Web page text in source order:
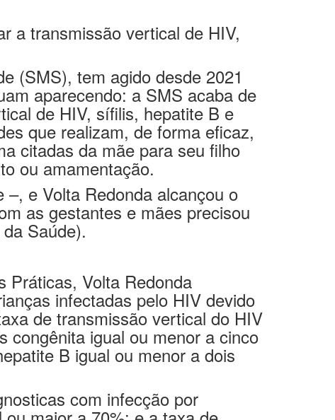
transmissão vertical de HIV,
(SMS), tem agido desde 2021
aparecendo: a SMS acaba de
de HIV, sífilis, hepatite B e
que realizam, de forma eficaz,
citadas da mãe para seu filho
ou amamentação.
e Volta Redonda alcançou o
as gestantes e mães precisou
Saúde).
Volta Redonda
infectadas pelo HIV devido
de transmissão vertical do HIV
congênita igual ou menor a cinco
B igual ou menor a dois
com infecção por
maior a 70%; e a taxa de